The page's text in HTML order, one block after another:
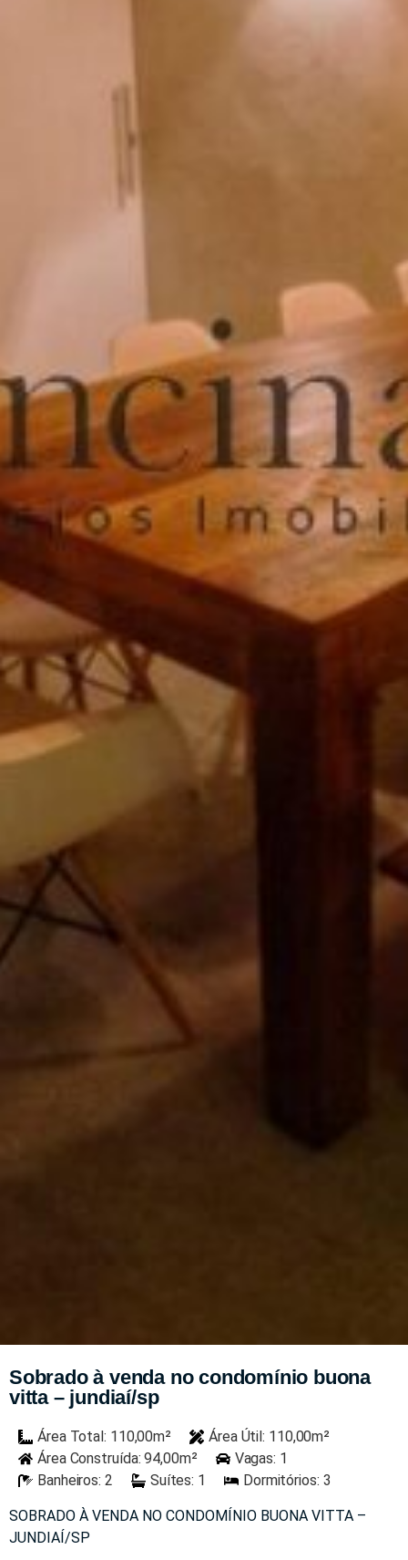
Sobrado à venda no condomínio buona
vitta – jundiaí/sp
Área Total: 110,00m²
Área Útil: 110,00m²
Área Construída: 94,00m²
Vagas: 1
Banheiros: 2
Suítes: 1 Dormitórios: 3
SOBRADO À VENDA NO CONDOMÍNIO BUONA VITTA –
JUNDIAÍ/SP